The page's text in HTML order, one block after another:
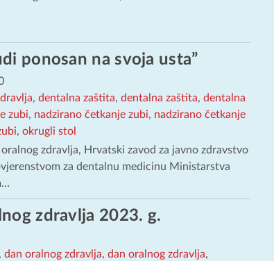
ponosan na svoja usta”
, dentalna zaštita, dentalna zaštita, dentalna
zubi, nadzirano četkanje zubi, nadzirano četkanje
, okrugli stol
zdravlja, Hrvatski zavod za javno zdravstvo
za dentalnu medicinu Ministarstva
zdravlja 2023. g.
, dan oralnog zdravlja, dan oralnog zdravlja,